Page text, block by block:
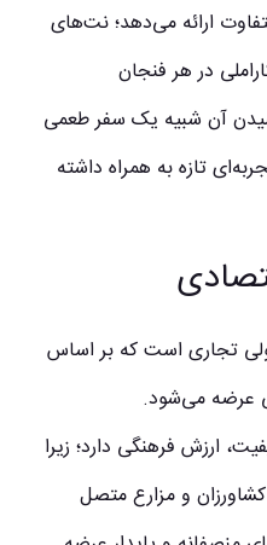
ارائه می‌دهد؛ نت‌های
در هر فنجان
آن شبیه یک سفر طعمی
تازه به همراه داشته
تجاری است که بر اساس
عرضه می‌شود.
ارزش فرهنگی دارد؛ زیرا
و مزارع متصل